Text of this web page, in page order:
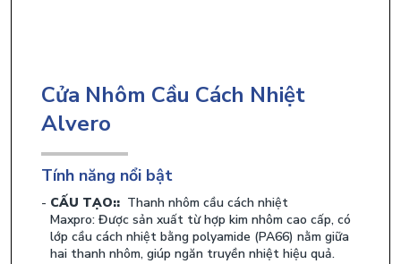
Cửa Nhôm Cầu Cách Nhiệt
Alvero
Tính năng nổi bật
CẤU TẠO:: Thanh nhôm cầu cách nhiệt
Maxpro: Được sản xuất từ hợp kim nhôm cao cấp, có
lớp cầu cách nhiệt bằng polyamide (PA66) nằm giữa
hai thanh nhôm, giúp ngăn truyền nhiệt hiệu quả.